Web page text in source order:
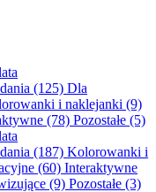
(125) Dla
i naklejanki (9)
(78) Pozostałe (5)
(187) Kolorowanki i
(60) Interaktywne
(9) Pozostałe (3)